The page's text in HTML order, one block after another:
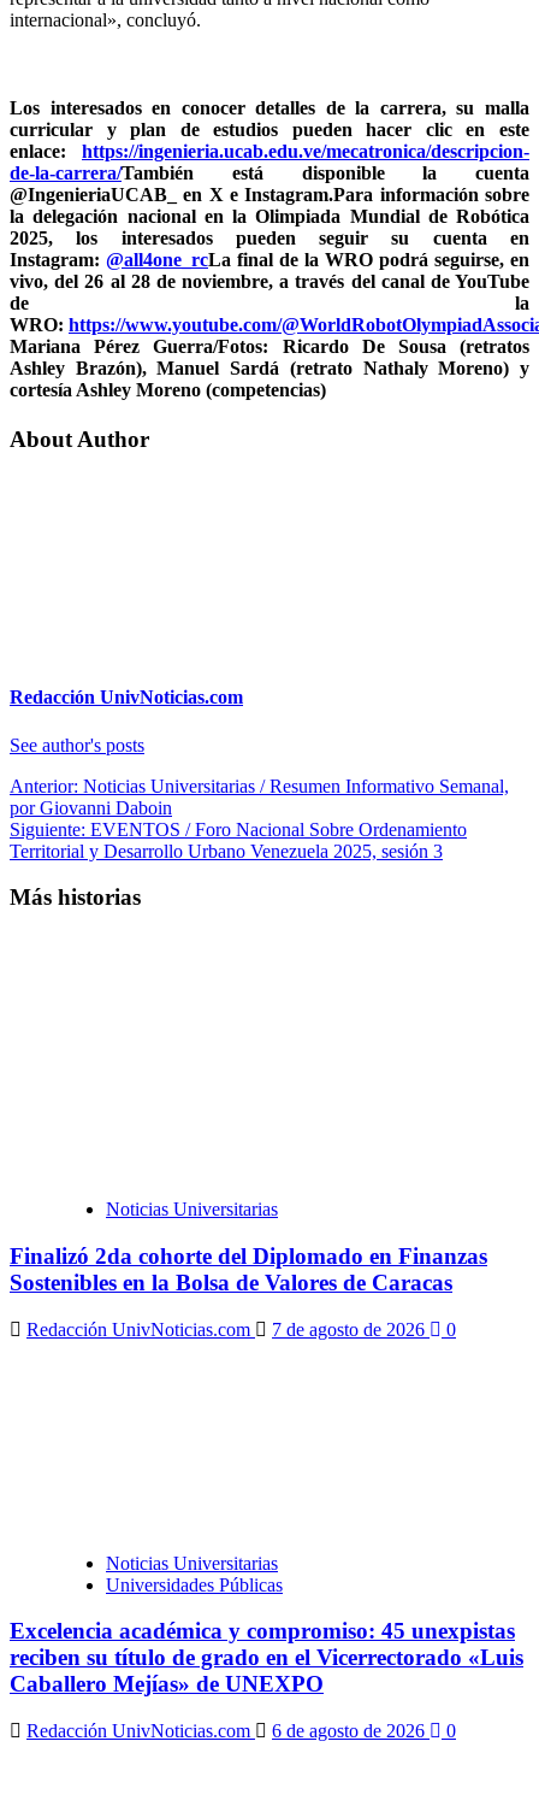
internacional», concluyó.
Los interesados en conocer detalles de la carrera, su malla
curricular y plan de estudios pueden hacer clic en este
enlace: https://ingenieria.ucab.edu.ve/mecatronica/descripcion-
de-la-carrera/También está disponible la cuenta
@IngenieriaUCAB_ en X e Instagram.Para información sobre
la delegación nacional en la Olimpiada Mundial de Robótica
2025, los interesados pueden seguir su cuenta en
Instagram: @all4one_rcLa final de la WRO podrá seguirse, en
vivo, del 26 al 28 de noviembre, a través del canal de YouTube
de la
WRO: https://www.youtube.com/
Mariana Pérez Guerra/Fotos: Ricardo De Sousa (retratos
Ashley Brazón), Manuel Sardá (retrato Nathaly Moreno) y
cortesía Ashley Moreno (competencias)
About Author
Redacción UnivNoticias.com
See author's posts
Navegación
de
entradas
Anterior: Noticias Universitarias / Resumen Informativo Semanal,
por Giovanni Daboin
Siguiente: EVENTOS / Foro Nacional Sobre Ordenamiento
Territorial y Desarrollo Urbano Venezuela 2025, sesión 3
Más historias
Noticias Universitarias
Finalizó 2da cohorte del Diplomado en Finanzas
Sostenibles en la Bolsa de Valores de Caracas
Redacción UnivNoticias.com 7 de agosto de 2026 0
Noticias Universitarias
Universidades Públicas
Excelencia académica y compromiso: 45 unexpistas
reciben su título de grado en el Vicerrectorado «Luis
Caballero Mejías» de UNEXPO
Redacción UnivNoticias.com 6 de agosto de 2026 0